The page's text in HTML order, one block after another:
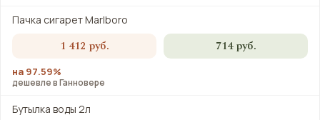
Пачка сигарет Marlboro
1 412 руб. 714 руб.
на 97.59%
дешевле в Ганновере
Бутылка воды 2л